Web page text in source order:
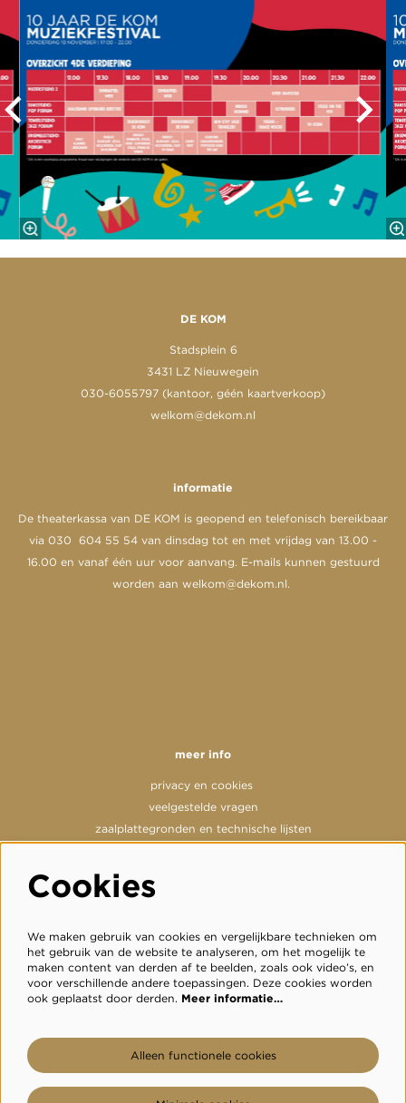
DE KOM
Stadsplein 6
3431 LZ Nieuwegein
030-6055797 (kantoor, géén kaartverkoop)
welkom@dekom.nl
informatie
De theaterkassa van DE KOM is geopend en telefonisch bereikbaar
via 030 604 55 54 van dinsdag tot en met vrijdag van 13.00 -
16.00 en vanaf één uur voor aanvang. E-mails kunnen gestuurd
worden aan welkom@dekom.nl.
meer info
privacy en cookies
veelgestelde vragen
zaalplattegronden en technische lijsten
meld je aan voor de nieuwsbrief
Cookies
We maken gebruik van cookies en vergelijkbare technieken om
het gebruik van de website te analyseren, om het mogelijk te
maken content van derden af te beelden, zoals ook video’s, en
voor verschillende andere toepassingen. Deze cookies worden
ook geplaatst door derden. Meer informatie…
Alleen functionele cookies